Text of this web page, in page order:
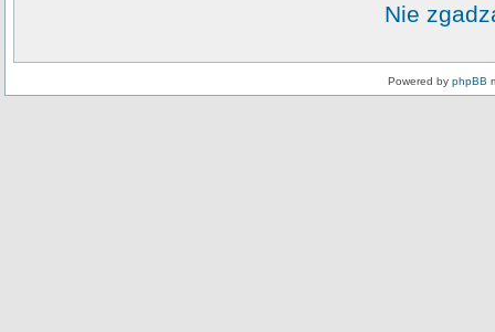
Nie
Powered by phpBB